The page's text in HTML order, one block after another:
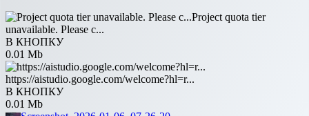
Project quota tier
unavailable. Please c...
В КНОПКУ
0.01 Mb
https://aistudio.google.com/welcome?hl=r...
В КНОПКУ
0.01 Mb